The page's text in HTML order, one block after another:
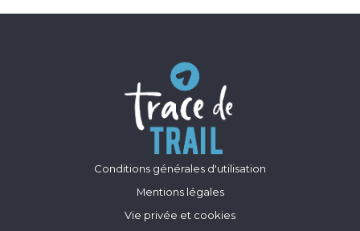
Conditions générales d'utilisation
Mentions légales
Vie privée et cookies